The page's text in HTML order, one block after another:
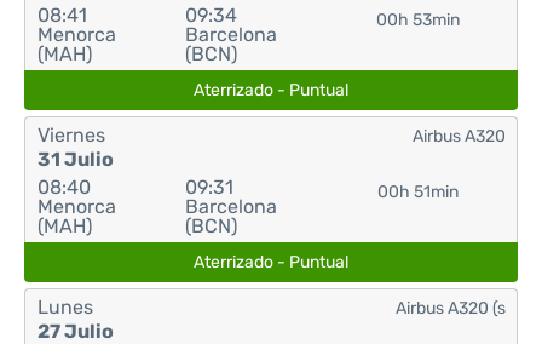
08:41
Menorca
(MAH)
09:34
Barcelona
(BCN)
00h 53min
Aterrizado - Puntual
Viernes
31 Julio
08:40
Menorca
(MAH)
09:31
Barcelona
(BCN)
00h 51min
Airbus A320
Aterrizado - Puntual
Lunes
27 Julio
Airbus A320 (s